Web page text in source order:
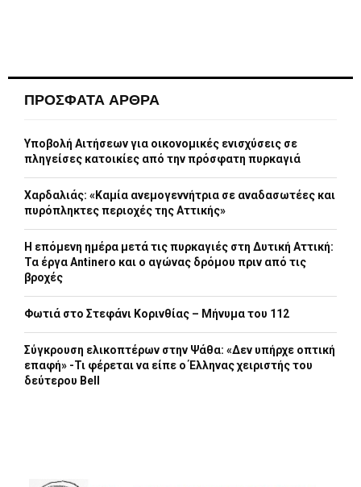
ΠΡΟΣΦΑΤΑ ΑΡΘΡΑ
Υποβολή Αιτήσεων για οικονομικές ενισχύσεις σε
πληγείσες κατοικίες από την πρόσφατη πυρκαγιά
Χαρδαλιάς: «Καμία ανεμογεννήτρια σε αναδασωτέες και
πυρόπληκτες περιοχές της Αττικής»
Η επόμενη ημέρα μετά τις πυρκαγιές στη Δυτική Αττική:
Τα έργα Antinero και ο αγώνας δρόμου πριν από τις
βροχές
Φωτιά στο Στεφάνι Κορινθίας – Μήνυμα του 112
Σύγκρουση ελικοπτέρων στην Ψάθα: «Δεν υπήρχε οπτική
επαφή» -Τι φέρεται να είπε ο Έλληνας χειριστής του
δεύτερου Bell